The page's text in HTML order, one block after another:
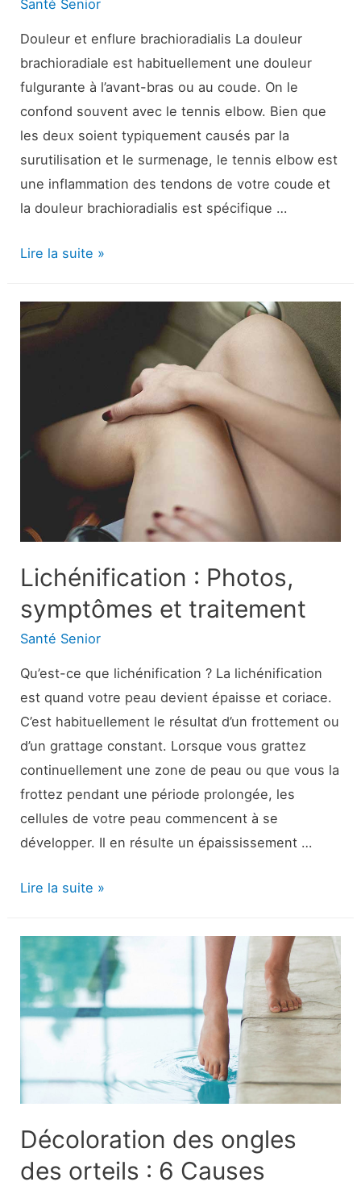
Santé Senior
Douleur et enflure brachioradialis La douleur
brachioradiale est habituellement une douleur
fulgurante à l’avant-bras ou au coude. On le
confond souvent avec le tennis elbow. Bien que
les deux soient typiquement causés par la
surutilisation et le surmenage, le tennis elbow est
une inflammation des tendons de votre coude et
la douleur brachioradialis est spécifique …
Douleur
:
symptômes,
Lire la suite »
Lichénification : Photos,
symptômes et traitement
Santé Senior
Qu’est-ce que lichénification ? La lichénification
est quand votre peau devient épaisse et coriace.
C’est habituellement le résultat d’un frottement ou
d’un grattage constant. Lorsque vous grattez
continuellement une zone de peau ou que vous la
frottez pendant une période prolongée, les
cellules de votre peau commencent à se
développer. Il en résulte un épaississement …
Lichénification
Photos,
symptômes
et
traitement
Lire la suite »
Décoloration des ongles
des orteils : 6 Causes